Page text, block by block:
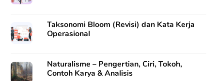
Taksonomi Bloom (Revisi) dan Kata Kerja
Operasional
Naturalisme – Pengertian, Ciri, Tokoh,
Contoh Karya & Analisis